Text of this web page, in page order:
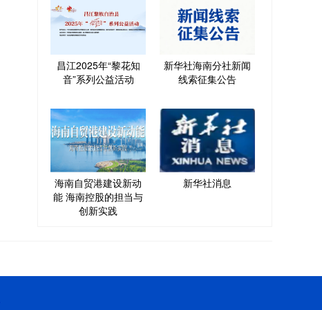
昌江2025年“黎花知
音”系列公益活动
新华社海南分社新闻
线索征集公告
海南自贸港建设新动
能 海南控股的担当与
创新实践
新华社消息